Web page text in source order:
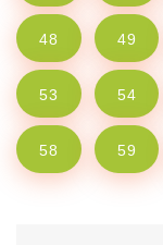
48 49
53 54
58 59